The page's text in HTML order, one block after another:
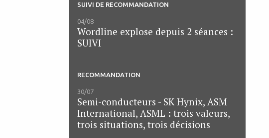
SUIVI DE RECOMMANDATION
04/08
Wordline explose depuis 2 séances :
SUIVI
RECOMMANDATION
30/07
Semi-conducteurs - SK Hynix, ASM
International, ASML : trois valeurs,
trois situations, trois décisions